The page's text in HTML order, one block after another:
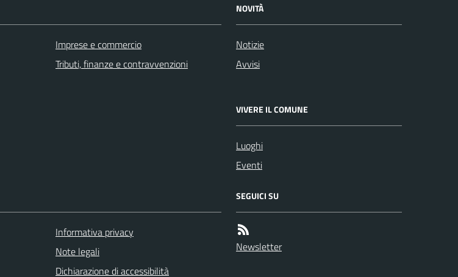
Imprese e commercio
Tributi, finanze e contravvenzioni
NOVITÀ
Notizie
Avvisi
VIVERE IL COMUNE
Luoghi
Eventi
Informativa privacy
Note legali
Dichiarazione di accessibilità
SEGUICI SU
Newsletter